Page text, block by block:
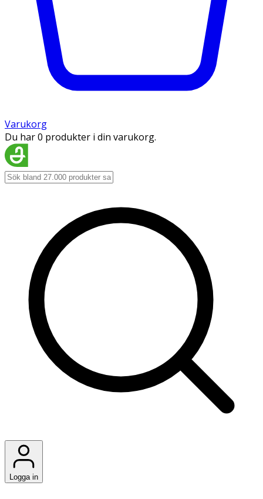
Varukorg
Du har 0 produkter i din varukorg.
Logga in